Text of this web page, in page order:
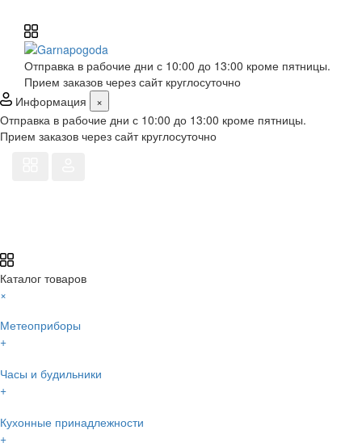
Отправка в рабочие дни с 10:00 до 13:00 кроме пятницы.
Прием заказов через сайт круглосуточно
Информация
×
Отправка в рабочие дни с 10:00 до 13:00 кроме пятницы.
Прием заказов через сайт круглосуточно
Каталог товаров
×
Метеоприборы
+
Часы и будильники
+
Кухонные принадлежности
+